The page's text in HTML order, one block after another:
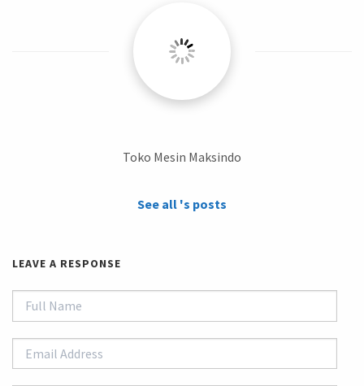
Toko Mesin Maksindo
See all 's posts
LEAVE A RESPONSE